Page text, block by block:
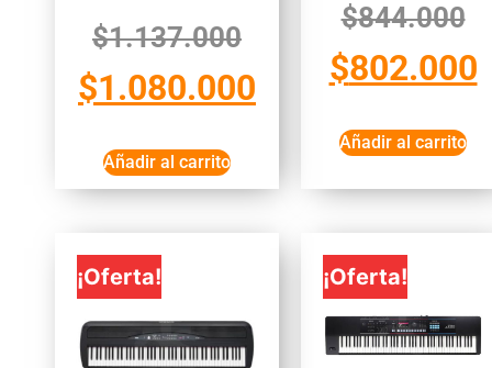
$1.137.000
$1.080.000
Añadir al carrito
$844.000
$802.000
Añadir al carrito
¡Oferta! ¡Oferta!